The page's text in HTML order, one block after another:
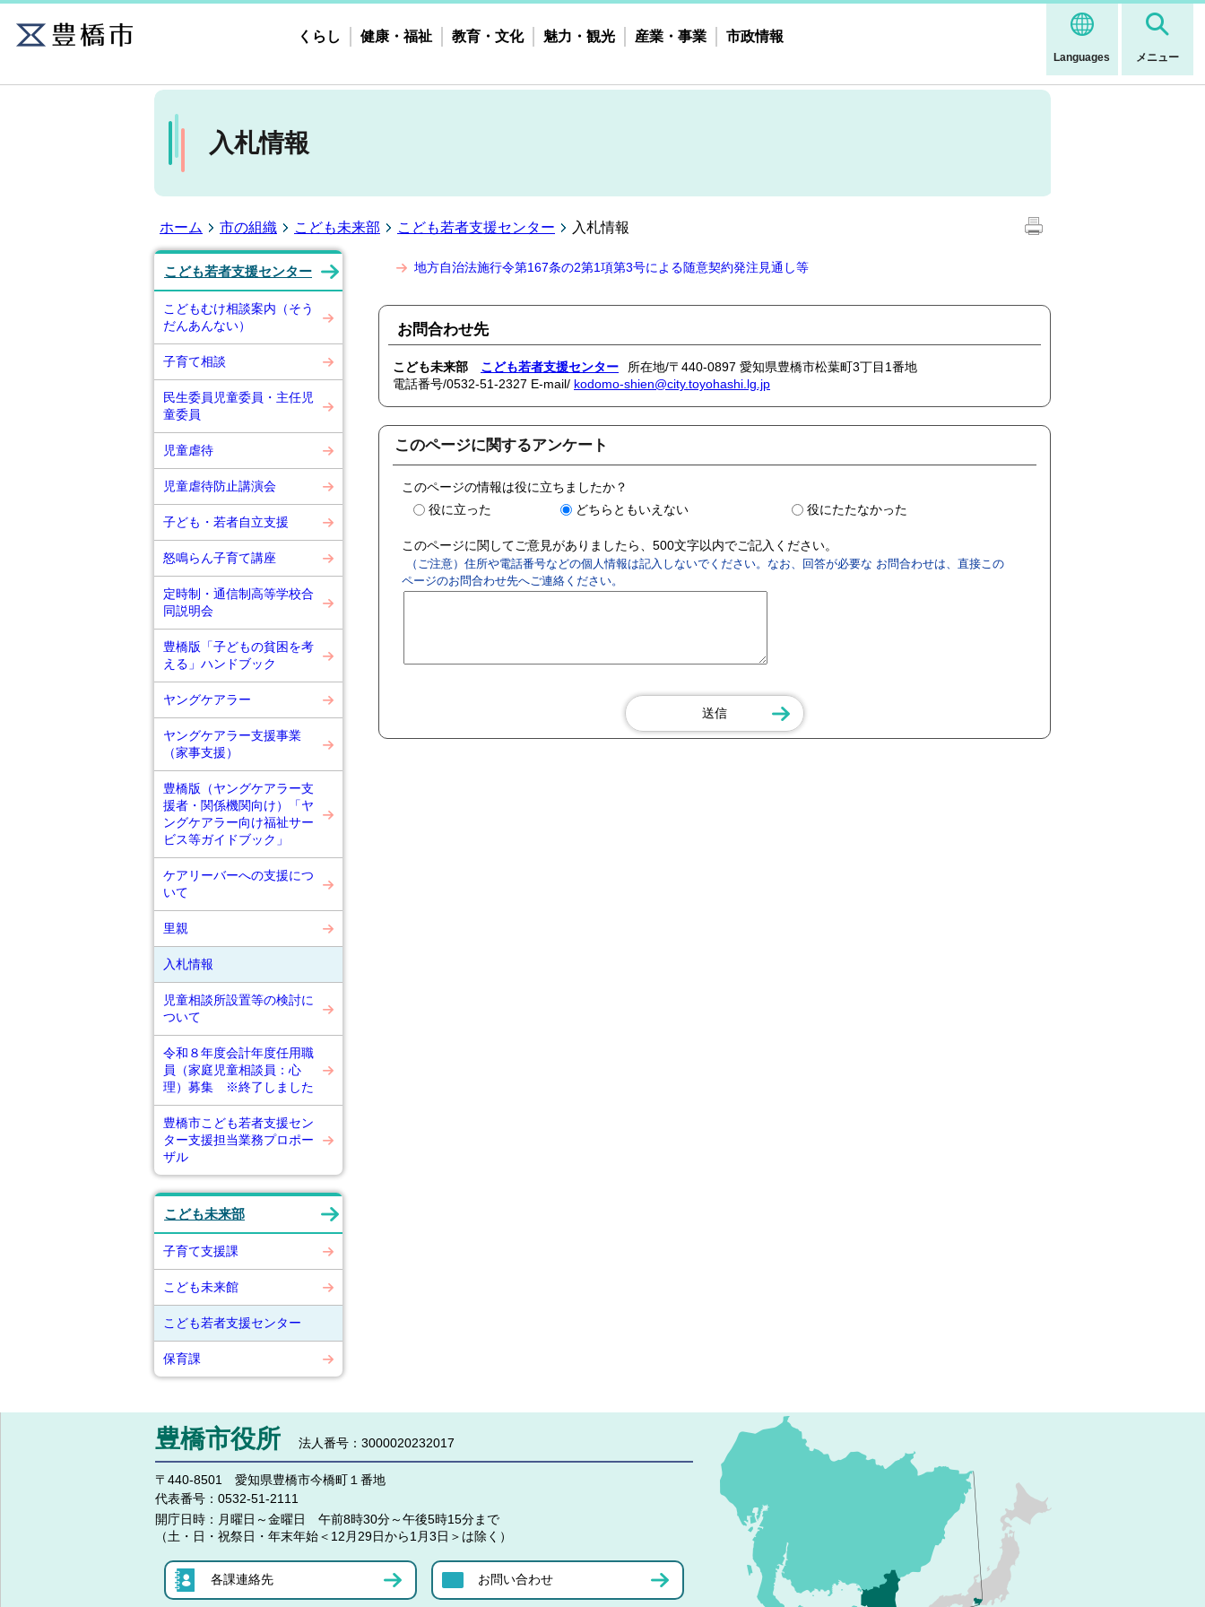
Languages メニュー
くらし 健康・福祉 教育・文化 魅力・観光 産業・事業 市政情報
入札情報
ホーム 市の組織 こども未来部 こども若者支援センター 入札情報
こども若者支援センター
こどもむけ相談案内（そう
だんあんない）
子育て相談
民生委員児童委員・主任児
童委員
児童虐待
児童虐待防止講演会
子ども・若者自立支援
怒鳴らん子育て講座
定時制・通信制高等学校合
同説明会
豊橋版「子どもの貧困を考
える」ハンドブック
ヤングケアラー
ヤングケアラー支援事業
（家事支援）
豊橋版（ヤングケアラー支
援者・関係機関向け）「ヤ
ングケアラー向け福祉サー
ビス等ガイドブック」
ケアリーバーへの支援につ
いて
里親
入札情報
児童相談所設置等の検討に
ついて
令和８年度会計年度任用職
員（家庭児童相談員：心
理）募集 ※終了しました
豊橋市こども若者支援セン
ター支援担当業務プロポー
ザル
こども未来部
子育て支援課
こども未来館
こども若者支援センター
保育課
地方自治法施行令第167条の2第1項第3号による随意契約発注見通し等
お問合わせ先
こども未来部 こども若者支援センター
所在地/〒440-0897 愛知県豊橋市松葉町3丁目1番地
電話番号/0532-51-2327 E-mail/ kodomo-shien@city.toyohashi.lg.jp
このページに関するアンケート
このページの情報は役に立ちましたか？
役に立った
どちらともいえない 役にたたなかった
このページに関してご意見がありましたら、500文字以内でご記入ください。
（ご注意）住所や電話番号などの個人情報は記入しないでください。なお、回答が必要な お問合わせは、直接この
ページのお問合わせ先へご連絡ください。
豊橋市役所 法人番号：3000020232017
〒440-8501 愛知県豊橋市今橋町１番地
代表番号： 0532-51-2111
開庁日時： 月曜日～金曜日 午前8時30分～午後5時15分まで
（土・日・祝祭日・年末年始＜12月29日から1月3日＞は除く）
各課連絡先 お問い合わせ